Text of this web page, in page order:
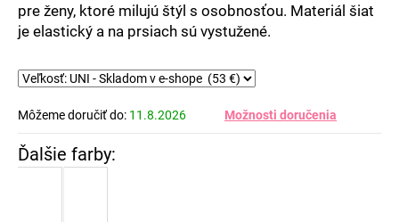
pre ženy, ktoré milujú štýl s osobnosťou. Materiál šiat
je elastický a na prsiach sú vystužené.
Môžeme doručiť do: 11.8.2026 Možnosti doručenia